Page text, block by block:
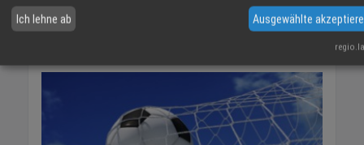
Ich lehne ab Ausgewählte